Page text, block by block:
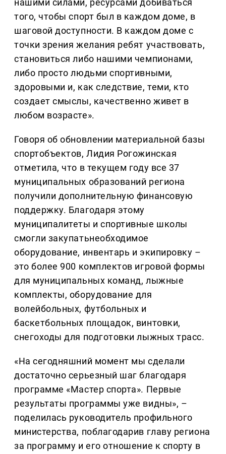
нашими силами, ресурсами добиваться
того, чтобы спорт был в каждом доме, в
шаговой доступности. В каждом доме с
точки зрения желания ребят участвовать,
становиться либо нашими чемпионами,
либо просто людьми спортивными,
здоровыми и, как следствие, теми, кто
создает смыслы, качественно живет в
любом возрасте».
Говоря об обновлении материальной базы
спортобъектов, Лидия Рогожинская
отметила, что в текущем году все 37
муниципальных образований региона
получили дополнительную финансовую
поддержку. Благодаря этому
муниципалитеты и спортивные школы
смогли закупатьнеобходимое
оборудование, инвентарь и экипировку –
это более 900 комплектов игровой формы
для муниципальных команд, лыжные
комплекты, оборудование для
волейбольных, футбольных и
баскетбольных площадок, винтовки,
снегоходы для подготовки лыжных трасс.
«На сегодняшний момент мы сделали
достаточно серьезный шаг благодаря
программе «Мастер спорта». Первые
результаты программы уже видны», –
поделилась руководитель профильного
министерства, поблагодарив главу региона
за программу и его отношение к спорту в